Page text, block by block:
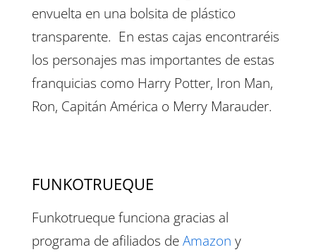
envuelta en una bolsita de plástico
transparente. En estas cajas encontraréis
los personajes mas importantes de estas
franquicias como Harry Potter, Iron Man,
Ron, Capitán América o Merry Marauder.
FUNKOTRUEQUE
Funkotrueque funciona gracias al
programa de afiliados deAmazon y